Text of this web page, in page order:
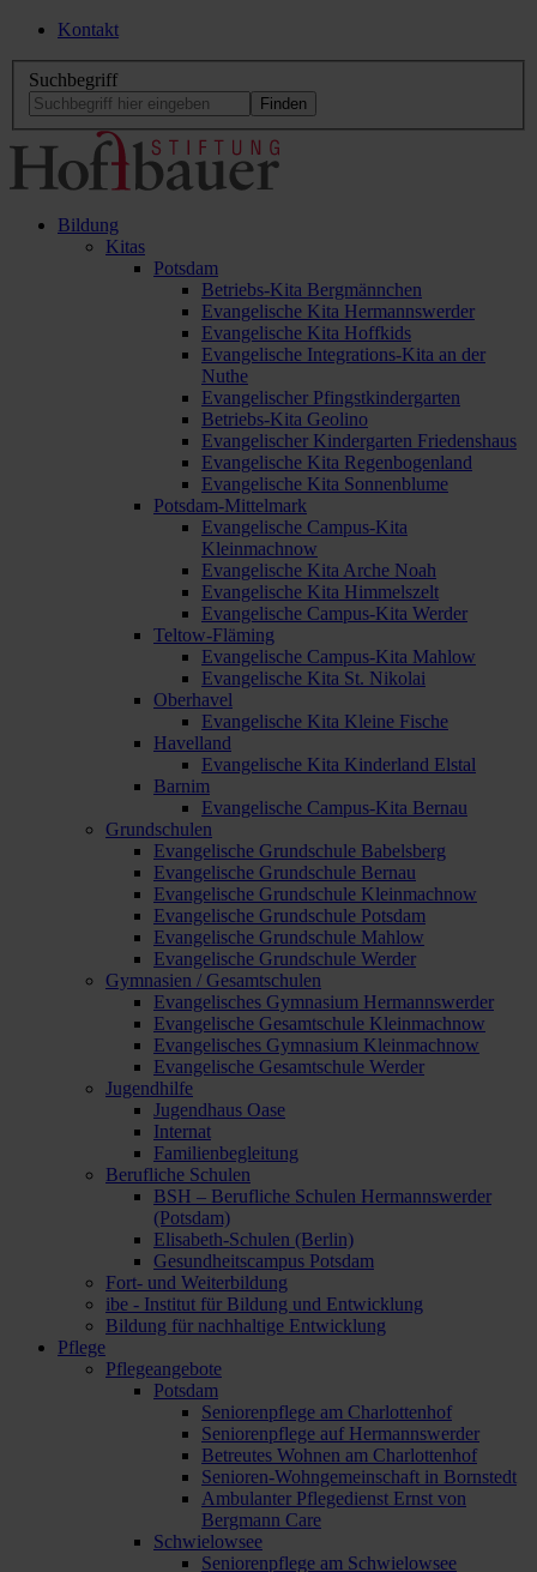
Kontakt
Suchbegriff
Bildung
Kitas
Potsdam
Betriebs-Kita Bergmännchen
Evangelische Kita Hermannswerder
Evangelische Kita Hoffkids
Evangelische Integrations-Kita an der
Nuthe
Evangelischer Pfingstkindergarten
Betriebs-Kita Geolino
Evangelischer Kindergarten Friedenshaus
Evangelische Kita Regenbogenland
Evangelische Kita Sonnenblume
Potsdam-Mittelmark
Evangelische Campus-Kita
Kleinmachnow
Evangelische Kita Arche Noah
Evangelische Kita Himmelszelt
Evangelische Campus-Kita Werder
Teltow-Fläming
Evangelische Campus-Kita Mahlow
Evangelische Kita St. Nikolai
Oberhavel
Evangelische Kita Kleine Fische
Havelland
Evangelische Kita Kinderland Elstal
Barnim
Evangelische Campus-Kita Bernau
Grundschulen
Evangelische Grundschule Babelsberg
Evangelische Grundschule Bernau
Evangelische Grundschule Kleinmachnow
Evangelische Grundschule Potsdam
Evangelische Grundschule Mahlow
Evangelische Grundschule Werder
Gymnasien / Gesamtschulen
Evangelisches Gymnasium Hermannswerder
Evangelische Gesamtschule Kleinmachnow
Evangelisches Gymnasium Kleinmachnow
Evangelische Gesamtschule Werder
Jugendhilfe
Jugendhaus Oase
Internat
Familienbegleitung
Berufliche Schulen
BSH – Berufliche Schulen Hermannswerder
(Potsdam)
Elisabeth-Schulen (Berlin)
Gesundheitscampus Potsdam
Fort- und Weiterbildung
ibe - Institut für Bildung und Entwicklung
Bildung für nachhaltige Entwicklung
Pflege
Pflegeangebote
Potsdam
Seniorenpflege am Charlottenhof
Seniorenpflege auf Hermannswerder
Betreutes Wohnen am Charlottenhof
Senioren-Wohngemeinschaft in Bornstedt
Ambulanter Pflegedienst Ernst von
Bergmann Care
Schwielowsee
Seniorenpflege am Schwielowsee